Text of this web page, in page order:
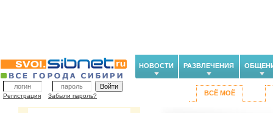
НОВОСТИ РАЗВЛЕЧЕНИЯ
Регистрация Забыли пароль? ВСЁ МОЁ